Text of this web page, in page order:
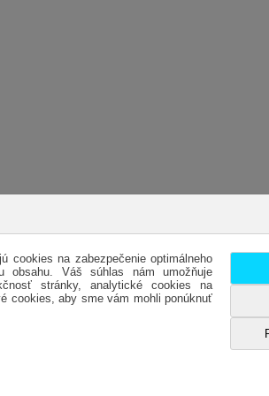
cookies na zabezpečenie optimálneho
obsahu. Váš súhlas nám umožňuje
stránky, analytické cookies na
cookies, aby sme vám mohli ponúknuť